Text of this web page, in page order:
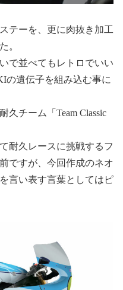
テーを、更に肉抜き加工
。
で並べてもレトロでいい
の遺伝子を組み込む事に
久チーム「Team Classic
耐久レースに挑戦するフ
ですが、今回作成のネオ
言い表す言葉としてはピ